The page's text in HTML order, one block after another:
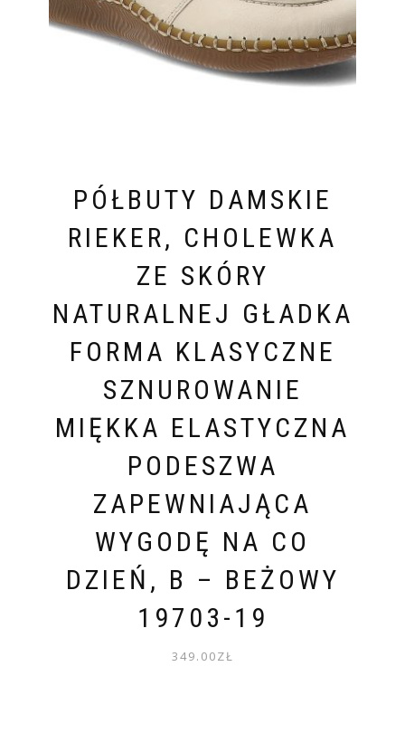
PÓŁBUTY DAMSKIE
RIEKER, CHOLEWKA
ZE SKÓRY
NATURALNEJ GŁADKA
FORMA KLASYCZNE
SZNUROWANIE
MIĘKKA ELASTYCZNA
PODESZWA
ZAPEWNIAJĄCA
WYGODĘ NA CO
DZIEŃ, B – BEŻOWY
19703-19
349.00ZŁ